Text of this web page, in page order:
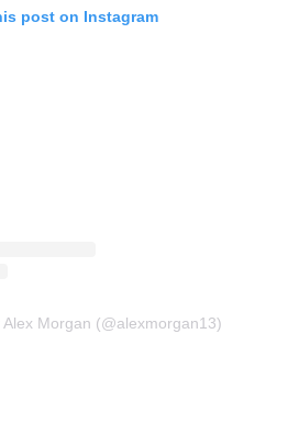
post on Instagram
Morgan (@alexmorgan13)